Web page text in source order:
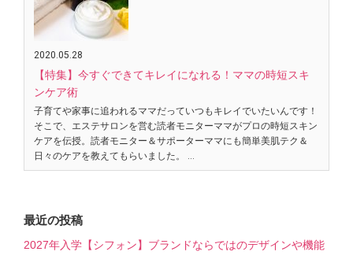
2020.05.28
【特集】今すぐできてキレイになれる！ママの時短スキ
ンケア術
子育てや家事に追われるママだっていつもキレイでいたいんです！
そこで、エステサロンを営む読者モニターママがプロの時短スキン
ケアを伝授。読者モニター＆サポーターママにも簡単美肌テク＆
日々のケアを教えてもらいました。 …
最近の投稿
2027年入学【シフォン】ブランドならではのデザインや機能